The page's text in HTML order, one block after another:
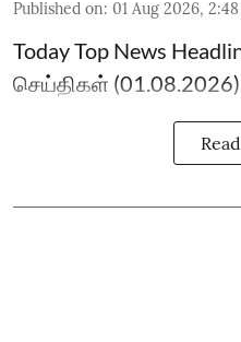
Published on: 01 Aug 2026,
Today Top News
செய்திகள் (01.08.2026)